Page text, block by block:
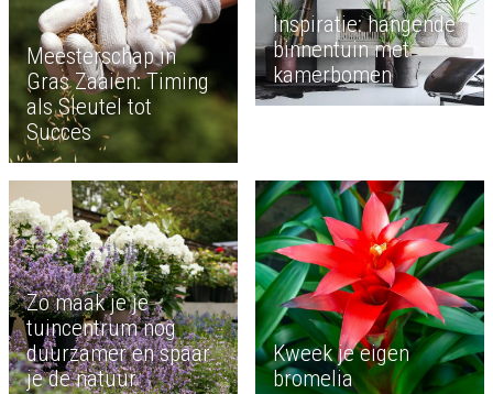
Meesterschap in
Gras Zaaien: Timing
als Sleutel tot
Succes
Inspiratie: hangende
binnentuin met
kamerbomen
Zo maak je je
tuincentrum nog
duurzamer en spaar
je de natuur
Kweek je eigen
bromelia